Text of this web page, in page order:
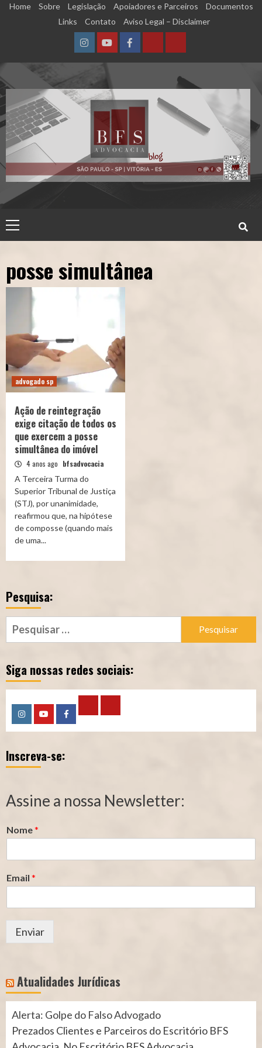
SkipHome Sobre Legislação Apoiadores e Parceiros
Documentos
Links
Contato Aviso Legal – Disclaimer
InstagramYouTubeFacebookCalculadora
Qualidade
de
Segurado
(INSS)
Calculadora
Tempo
de
Contribuição
Menu
posse simultânea
advogado sp
Ação de reintegração
exige citação de todos os
que exercem a posse
simultânea do imóvel
4 anos ago bfsadvocacia
A Terceira Turma do
Superior Tribunal de Justiça
(STJ), por unanimidade,
reafirmou que, na hipótese
de composse (quando mais
de uma...
Pesquisa:
Pesquisar
por:
Siga nossas redes sociais:
InstagramYouTubeFacebook
Calculadora
–
Segurado
Calculadora
–
Contribuição
Inscreva-se:
Assine a nossa Newsletter:
Nome*
Email *
Enviar
Atualidades Jurídicas
Alerta: Golpe do Falso Advogado
Prezados Clientes e Parceiros do Escritório BFS